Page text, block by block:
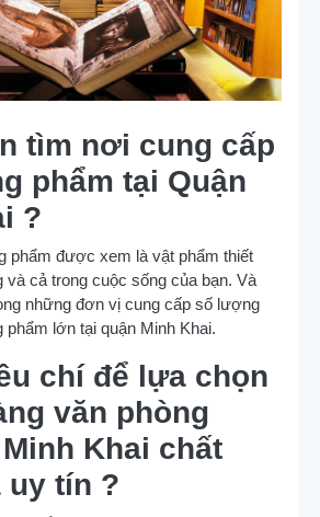
tìm nơi cung cấp
phẩm tại Quận
?
phẩm được xem là vật phẩm thiết
và cả trong cuộc sống của bạn. Và
những đơn vị cung cấp số lượng
phẩm lớn tại quận Minh Khai.
chí để lựa chọn
văn phòng
Khai chất
tín ?